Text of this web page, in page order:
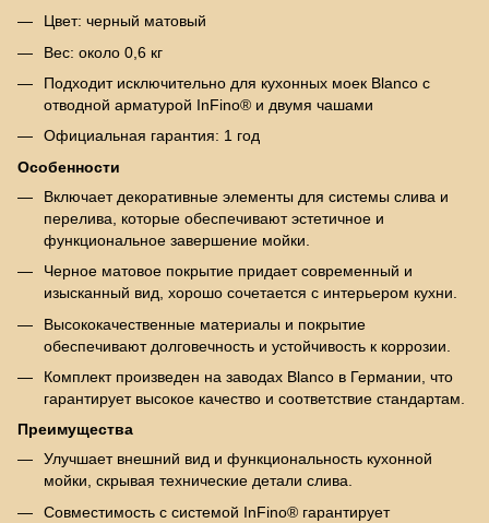
Цвет: черный матовый
Вес: около 0,6 кг
Подходит исключительно для кухонных моек Blanco с
отводной арматурой InFino® и двумя чашами
Официальная гарантия: 1 год
Особенности
Включает декоративные элементы для системы слива и
перелива, которые обеспечивают эстетичное и
функциональное завершение мойки.
Черное матовое покрытие придает современный и
изысканный вид, хорошо сочетается с интерьером кухни.
Высококачественные материалы и покрытие
обеспечивают долговечность и устойчивость к коррозии.
Комплект произведен на заводах Blanco в Германии, что
гарантирует высокое качество и соответствие стандартам.
Преимущества
Улучшает внешний вид и функциональность кухонной
мойки, скрывая технические детали слива.
Совместимость с системой InFino® гарантирует